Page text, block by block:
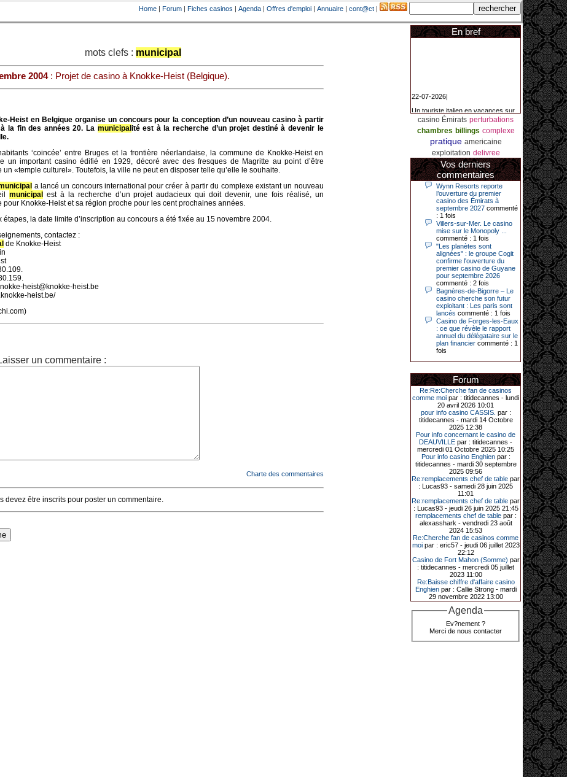
Home | Forum | Fiches casinos | Agenda | Offres d'emploi | Annuaire | cont@ct |
mots clefs : municipal
2004: Projet de casino à Knokke-Heist (Belgique).
Heist en Belgique organise un concours pour la conception d’un nouveau casino à partir
à la fin des années 20. La municipal ité est à la recherche d’un projet destiné à devenir le
‘coincée’ entre Bruges et la frontière néerlandaise, la commune de Knokke-Heist en
un important casino édifié en 1929, décoré avec des fresques de Magritte au point d’être
un «temple culturel». Toutefois, la ville ne peut en disposer telle qu’elle le souhaite.
a lancé un concours international pour créer à partir du complexe existant un nouveau
municipal
est à la recherche d’un projet audacieux qui doit devenir, une fois réalisé, un
pour Knokke-Heist et sa région proche pour les cent prochaines années.
étapes, la date limite d’inscription au concours a été fixée au 15 novembre 2004.
contactez :
de Knokke-Heist
heist@knokke-heist.be
heist.be/
un commentaire :
Charte des commentaires
devez être inscrits pour poster un commentaire.
En bref
la Côte d’Azur a remporté un
jackpot exceptionnel de 84.631
euros dans la nuit de samedi à
dimanche au Casino Barrière Le
Croisette à Cannes. Il s’agit d’un
nouveau record de gains de l’année
2026 pour cet établissement.
14-04-2026|
Dimanche 12 avril 2026, cette date
restera gravée dans la mémoire de
ce joueur du casino de Saint-Quay-
Portrieux (Côtes-d’Armor).
Ce quinquagénaire, habitant Plouha
mais souhaitant garder l’anonymat,
a eu l’énorme surprise de décrocher
un jackpot record de 82 426 €.
Le plus gros gain gagné depuis plus
de 20 ans dans l’établissement.
31-03-2026|
Série de jackpots au casino JOA de
Gujan-Mestras : ce mois de mars a
été fructueux pour quelques
une machine à sous pour une mise
initiale de 5,28 €. Puis quelques
jours plus tard, le vendredi 27 mars,
un joueur a décroché 12 086 euros
sur une autre machine à sous.
Enfin, troisième et dernier jackpot,
record cette fois-ci, le samedi 28
mars dernier. Quelque 111 322
euros ont été remportés sur la table
d’Ultimate Texas Hold’em Poker,
grâce à une mise de 5 euros sur la
case bonus et une quinte flush
royale. Ces gains ont été annoncés
dans un communiqué diffusé par le
casino ce lundi 30 mars en soirée.
11-01-2026|
Dimanche 11 janvier, en soirée, une
cliente retraitée de 78 ans, habitant
Trémuson, a eu l’énorme surprise
de décrocher un méga jackpot.
Elle n’a misé que 88 centimes sur
une machine à sous et a remporté
4_ 239 €?!
10-01-2026|
Au « Kasino » de Fréhel, une
vacancière a décroché le jackpot
casino Émirats perturbations
chambres billings complexe
pratique americaine
exploitation delivree
Vos derniers
commentaires
Wynn Resorts reporte
l’ouverture du premier
casino des Émirats à
septembre 2027 commenté
: 1 fois
Villers-sur-Mer. Le casino
mise sur le Monopoly ...
commenté : 1 fois
"Les planètes sont
alignées" : le groupe Cogit
confirme l'ouverture du
premier casino de Guyane
pour septembre 2026
commenté : 2 fois
Bagnères-de-Bigorre – Le
casino cherche son futur
exploitant : Les paris sont
lancés commenté : 1 fois
Casino de Forges-les-Eaux
: ce que révèle le rapport
annuel du délégataire sur le
plan financier commenté : 1
fois
Forum
Re:Re:Cherche fan de casinos
comme moi par : titidecannes - lundi
20 avril 2026 10:01
pour info casino CASSIS. par :
titidecannes - mardi 14 Octobre
2025 12:38
Pour info concernant le casino de
DEAUVILLE par : titidecannes -
mercredi 01 Octobre 2025 10:25
Pour info casino Enghienpar :
titidecannes - mardi 30 septembre
2025 09:56
Re:remplacements chef de table par
: Lucas93 - samedi 28 juin 2025
11:01
Re:remplacements chef de table par
: Lucas93 - jeudi 26 juin 2025 21:45
remplacements chef de tablepar :
alexasshark - vendredi 23 août
2024 15:53
Re:Cherche fan de casinos comme
moipar : eric57 - jeudi 06 juillet 2023
22:12
Casino de Fort Mahon (Somme) par
: titidecannes - mercredi 05 juillet
2023 11:00
Re:Baisse chiffre d'affaire casino
Enghienpar : Callie Strong - mardi
29 novembre 2022 13:00
Agenda
Ev?nement ?
Merci de nous contacter